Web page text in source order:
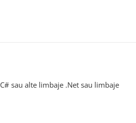
sau alte limbaje .Net sau limbaje